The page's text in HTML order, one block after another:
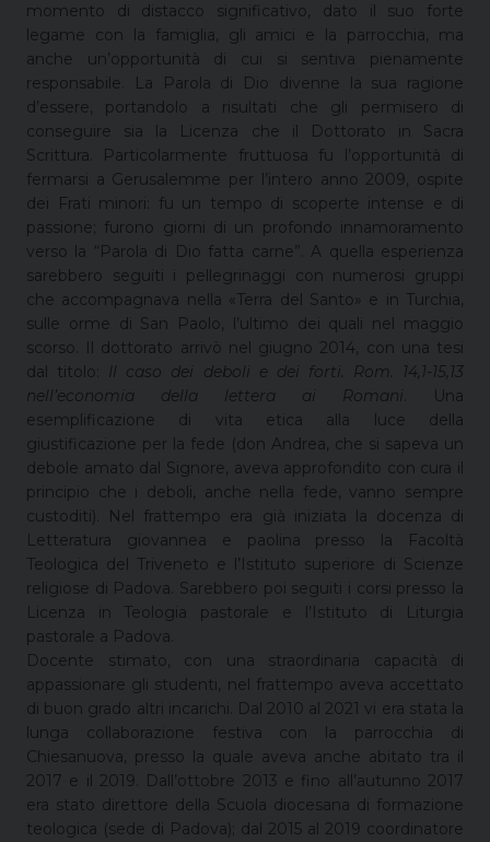
momento di distacco significativo, dato il suo forte
legame con la famiglia, gli amici e la parrocchia, ma
anche un’opportunità di cui si sentiva pienamente
responsabile. La Parola di Dio divenne la sua ragione
d’essere, portandolo a risultati che gli permisero di
conseguire sia la Licenza che il Dottorato in Sacra
Scrittura. Particolarmente fruttuosa fu l’opportunità di
fermarsi a Gerusalemme per l’intero anno 2009, ospite
dei Frati minori: fu un tempo di scoperte intense e di
passione; furono giorni di un profondo innamoramento
verso la “Parola di Dio fatta carne”. A quella esperienza
sarebbero seguiti i pellegrinaggi con numerosi gruppi
che accompagnava nella «Terra del Santo» e in Turchia,
sulle orme di San Paolo, l’ultimo dei quali nel maggio
scorso. Il dottorato arrivò nel giugno 2014, con una tesi
dal titolo:
Il caso dei deboli e dei forti. Rom. 14,1-15,13
nell’economia della lettera ai Romani . Una
esemplificazione di vita etica alla luce della
giustificazione per la fede (don Andrea, che si sapeva un
debole amato dal Signore, aveva approfondito con cura il
principio che i deboli, anche nella fede, vanno sempre
custoditi). Nel frattempo era già iniziata la docenza di
Letteratura giovannea e paolina presso la Facoltà
Teologica del Triveneto e l’Istituto superiore di Scienze
religiose di Padova. Sarebbero poi seguiti i corsi presso la
Licenza in Teologia pastorale e l’Istituto di Liturgia
pastorale a Padova.
Docente stimato, con una straordinaria capacità di
appassionare gli studenti, nel frattempo aveva accettato
di buon grado altri incarichi. Dal 2010 al 2021 vi era stata la
lunga collaborazione festiva con la parrocchia di
Chiesanuova, presso la quale aveva anche abitato tra il
2017 e il 2019. Dall’ottobre 2013 e fino all’autunno 2017
era stato direttore della Scuola diocesana di formazione
teologica (sede di Padova); dal 2015 al 2019 coordinatore